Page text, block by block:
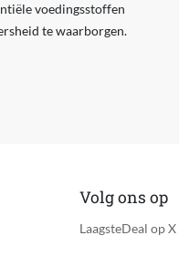
voedingsstoffen
te waarborgen.
Volg ons op
LaagsteDeal op X